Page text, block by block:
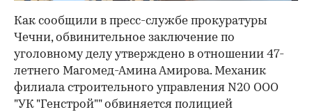
Как сообщили в пресс-службе прокуратуры
Чечни, обвинительное заключение по
уголовному делу утверждено в отношении 47-
летнего Магомед-Амина Амирова. Механик
филиала строительного управления N20 ООО
"УК "Генстрой"" обвиняется полицией